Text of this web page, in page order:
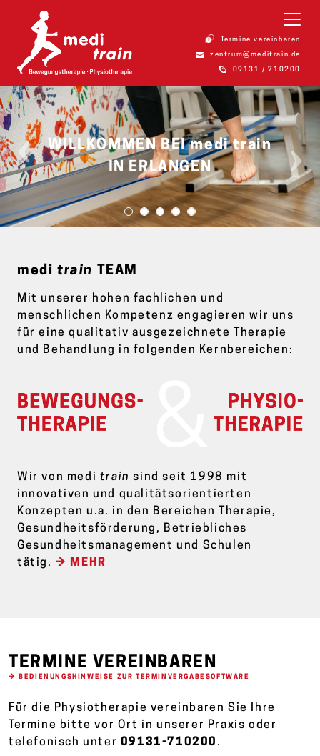
Termine vereinbaren
zentrum@meditrain.de
09131 / 710200
WILLKOMMEN BEI medi train
IN ERLANGEN
Previous Next
medi train TEAM
Mit unserer hohen fachlichen und
menschlichen Kompetenz engagieren wir uns
für eine qualitativ ausgezeichnete Therapie
und Behandlung in folgenden Kernbereichen:
Wir von medi train sind seit 1998 mit
innovativen und qualitätsorientierten
Konzepten u.a. in den Bereichen Therapie,
Gesundheitsförderung, Betriebliches
Gesundheitsmanagement und Schulen
tätig. → MEHR
TERMINE VEREINBAREN
→ BEDIENUNGSHINWEISE ZUR TERMINVERGABESOFTWARE
Für die Physiotherapie vereinbaren Sie Ihre
Termine bitte vor Ort in unserer Praxis oder
telefonisch unter 09131-710200 .